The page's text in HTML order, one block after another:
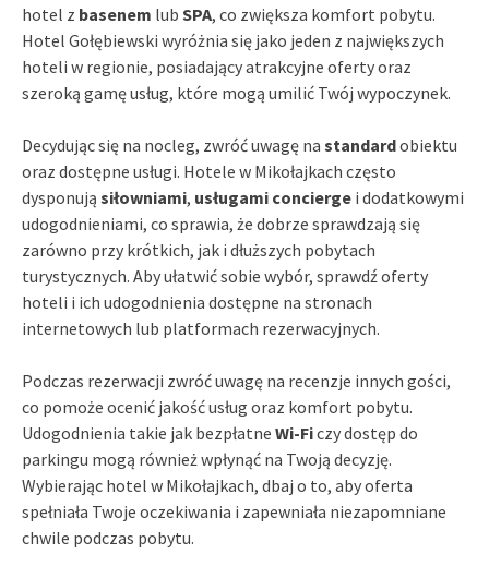
hotel z basenem lub SPA, co zwiększa komfort pobytu.
Hotel Gołębiewski wyróżnia się jako jeden z największych
hoteli w regionie, posiadający atrakcyjne oferty oraz
szeroką gamę usług, które mogą umilić Twój wypoczynek.
Decydując się na nocleg, zwróć uwagę na standardobiektu
oraz dostępne usługi. Hotele w Mikołajkach często
dysponują siłowniami, usługami concierge i dodatkowymi
udogodnieniami, co sprawia, że dobrze sprawdzają się
zarówno przy krótkich, jak i dłuższych pobytach
turystycznych. Aby ułatwić sobie wybór, sprawdź oferty
hoteli i ich udogodnienia dostępne na stronach
internetowych lub platformach rezerwacyjnych.
Podczas rezerwacji zwróć uwagę na recenzje innych gości,
co pomoże ocenić jakość usług oraz komfort pobytu.
Udogodnienia takie jak bezpłatne Wi-Ficzy dostęp do
parkingu mogą również wpłynąć na Twoją decyzję.
Wybierając hotel w Mikołajkach, dbaj o to, aby oferta
spełniała Twoje oczekiwania i zapewniała niezapomniane
chwile podczas pobytu.